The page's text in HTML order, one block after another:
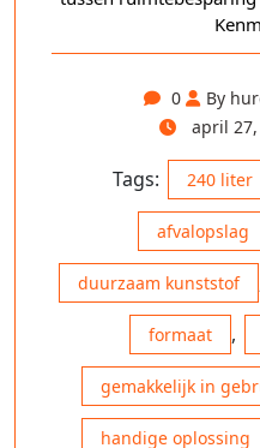
0
By
april 27,
Tags: 240 liter
afvalopslag
duurzaam kunststof
formaat ,
gemakkelijk in
handige oplossing